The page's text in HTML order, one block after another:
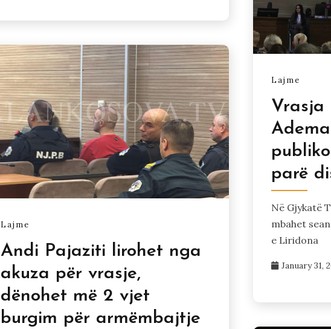
Lajme
Vrasja
parë
Në Gjykatë
mbahet
e Liridona
January 31,
Lajme
Andi Pajaziti lirohet nga
akuza për vrasje,
dënohet më 2 vjet
burgim për armëmbajtje